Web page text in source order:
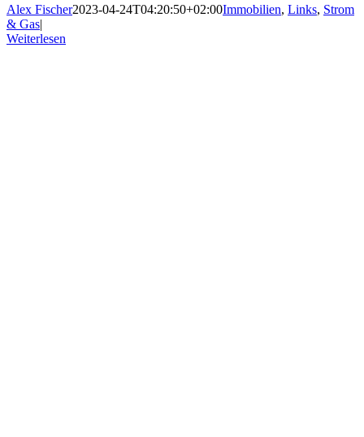
Alex Fischer2023-04-24T04:20:50+02:00Immobilien, Links, Strom
& Gas|
Weiterlesen